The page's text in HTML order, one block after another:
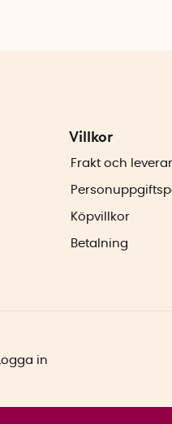
Villkor
Frakt och
Köpvillkor
Betalning
Logga in